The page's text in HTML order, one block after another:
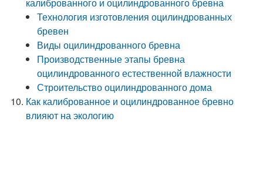
Технология изготовления оцилиндрованных
бревен
Виды оцилиндрованного бревна
Производственные этапы бревна
оцилиндрованного естественной влажности
Строительство оцилиндрованного дома
Как калиброванное и оцилиндрованное бревно
влияют на экологию